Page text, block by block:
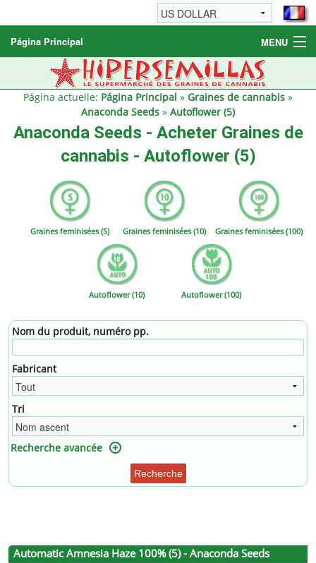
Página Principal MENU
Graines de cannabis
Autres produits
Página actuelle: Página Principal » Graines de cannabis »
Anaconda Seeds » Autoflower (5)
Anaconda Seeds - Acheter Graines de
cannabis - Autoflower (5)
Graines feminisées (5) Graines feminisées (10) Graines feminisées (100)
Autoflower (10) Autoflower (100)
Nom du produit, numéro pp.
Fabricant
Tri
Recherche avancée
Recherche
Automatic Amnesia Haze 100% (5) - Anaconda Seeds